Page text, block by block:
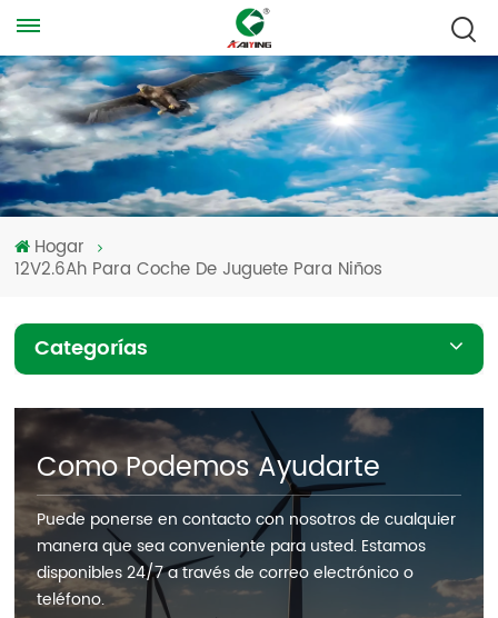
Hogar
12V2.6Ah Para Coche De Juguete Para Niños
Categorías
Como Podemos Ayudarte
Puede ponerse en contacto con nosotros de cualquier
manera que sea conveniente para usted. Estamos
disponibles 24/7 a través de correo electrónico o
teléfono.